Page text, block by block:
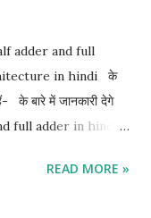
adder and full
in hindi के
के बारे में जानकारी देगे
full adder in hindi:-
circuit 2
READ MORE »